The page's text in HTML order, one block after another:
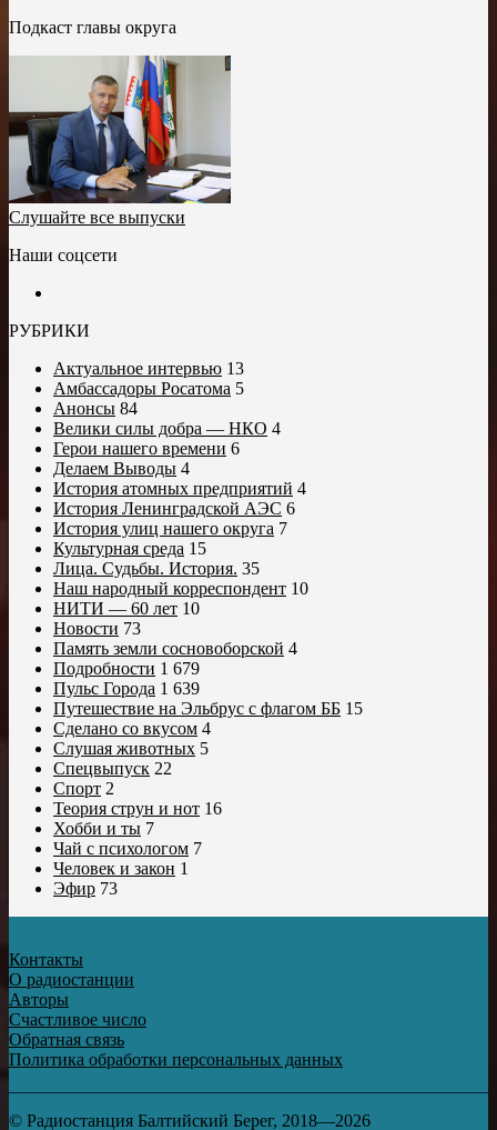
Подкаст главы округа
Слушайте все выпуски
Наши соцсети
РУБРИКИ
Актуальное интервью 13
Амбассадоры Росатома 5
Анонсы 84
Велики силы добра — НКО 4
Герои нашего времени 6
Делаем Выводы 4
История атомных предприятий 4
История Ленинградской АЭС 6
История улиц нашего округа 7
Культурная среда 15
Лица. Судьбы. История. 35
Наш народный корреспондент 10
НИТИ — 60 лет 10
Новости 73
Память земли сосновоборской 4
Подробности 1 679
Пульс Города 1 639
Путешествие на Эльбрус с флагом ББ 15
Сделано со вкусом 4
Слушая животных 5
Спецвыпуск 22
Спорт 2
Теория струн и нот 16
Хобби и ты 7
Чай с психологом 7
Человек и закон 1
Эфир 73
Контакты
О радиостанции
Авторы
Счастливое число
Обратная связь
Политика обработки персональных данных
© Радиостанция Балтийский Берег, 2018—2026